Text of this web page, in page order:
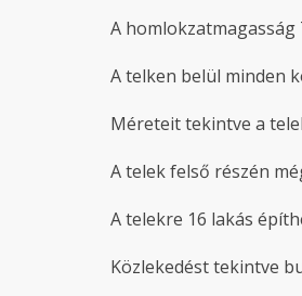
A homlokzatmagasság
A telken belül minden
Méreteit tekintve a
A telek felső részén
A telekre 16 lakás
Közlekedést tekintve